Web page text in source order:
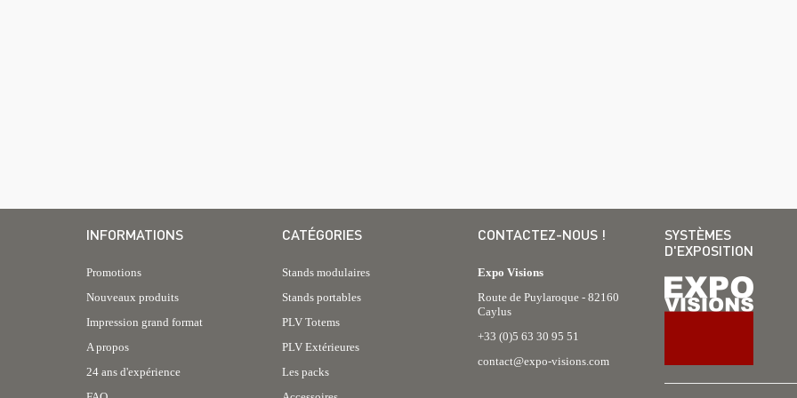
INFORMATIONS
Promotions
Nouveaux produits
Impression grand format
A propos
24 ans d'expérience
CATÉGORIES
Stands modulaires
Stands portables
PLV Totems
PLV Extérieures
Les packs
CONTACTEZ-NOUS !
Expo Visions
Route de Puylaroque - 82160
Caylus
+33 (0)5 63 30 95 51
contact@expo-visions.com
SYSTÈMES
D'EXPOSITION